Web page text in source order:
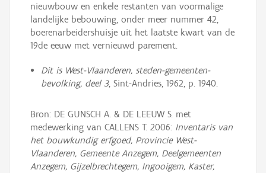
nieuwbouw en enkele restanten van voormalige
landelijke bebouwing, onder meer nummer 42,
boerenarbeidershuisje uit het laatste kwart van de
19de eeuw met vernieuwd parement.
Dit is West-Vlaanderen, steden-gemeenten-
bevolking, deel 3, Sint-Andries, 1962, p. 1940.
Bron: DE GUNSCH A. & DE LEEUW S. met
medewerking van CALLENS T. 2006: Inventaris van
het bouwkundig erfgoed, Provincie West-
Vlaanderen, Gemeente Anzegem, Deelgemeenten
Anzegem, Gijzelbrechtegem, Ingooigem, Kaster,